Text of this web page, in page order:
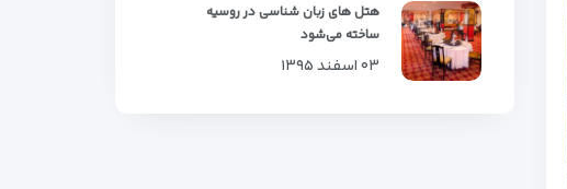
هتل های زبان شناسی در روسیه
ساخته می‌شود
۰۳ اسفند ۱۳۹۵